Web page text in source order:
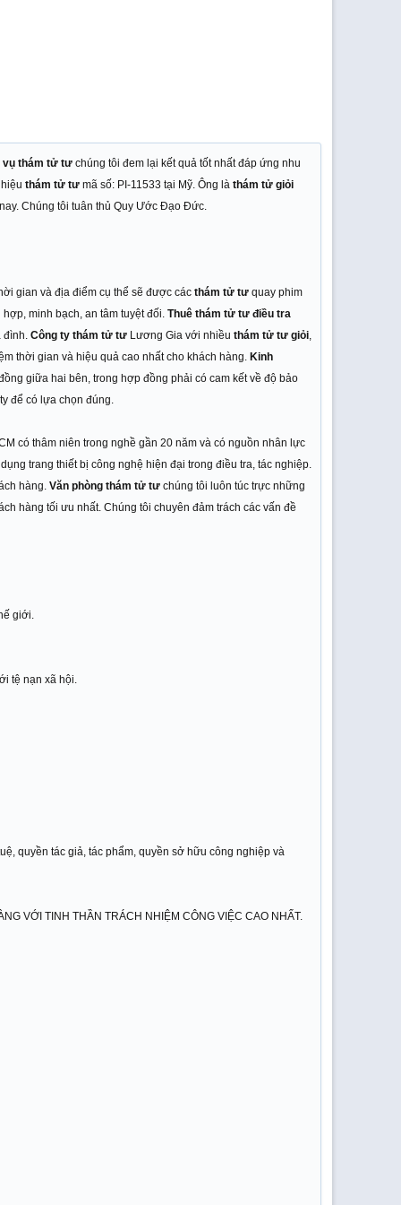
vụ thám tử tư chúng tôi đem lại kết quả tốt nhất đáp ứng nhu
thám tử tư mã số: PI-11533 tại Mỹ. Ông là thám tử giỏi
Chúng tôi tuân thủ Quy Ước Đạo Đức.
gian và địa điểm cụ thể sẽ được các thám tử tư quay phim
minh bạch, an tâm tuyệt đối. Thuê thám tử tư điều tra
đình. Công ty thám tử tư Lương Gia với nhiều thám tử tư giỏi,
thời gian và hiệu quả cao nhất cho khách hàng. Kinh
giữa hai bên, trong hợp đồng phải có cam kết về độ bảo
để có lựa chọn đúng.
có thâm niên trong nghề gần 20 năm và có nguồn nhân lực
trang thiết bị công nghệ hiện đại trong điều tra, tác nghiệp.
hàng. Văn phòng thám tử tư chúng tôi luôn túc trực những
hàng tối ưu nhất. Chúng tôi chuyên đảm trách các vấn đề
giới.
tệ nạn xã hội.
quyền tác giả, tác phẩm, quyền sở hữu công nghiệp và
VỚI TINH THẦN TRÁCH NHIỆM CÔNG VIỆC CAO NHẤT.